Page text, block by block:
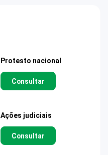
Protesto nacional
Consultar
Ações judiciais
Consultar